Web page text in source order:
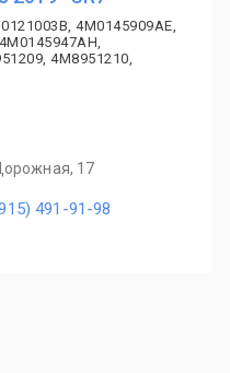
4M0145909AE,
4M8951210,
17
491-91-98